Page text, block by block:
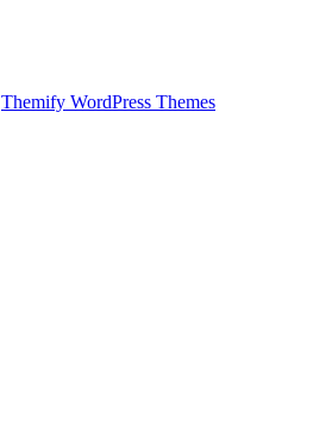
Themify WordPress Themes